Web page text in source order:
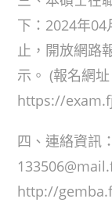
下：2024年
止，開放網路
示。 (報名網址
https://
四、連絡資訊
http://